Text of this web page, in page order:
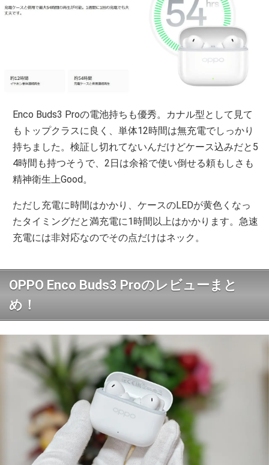
Enco Buds3 Proの電池持ちも優秀。カナル型として見て
もトップクラスに良く、単体12時間は無充電でしっかり
持ちました。検証し切れてないんだけどケース込みだと5
4時間も持つそうで、2日は余裕で使い倒せる頼もしさも
精神衛生上Good。
ただし充電に時間はかかり、ケースのLEDが黄色くなっ
たタイミングだと満充電に1時間以上はかかります。急速
充電には非対応なのでその点だけはネック。
OPPO Enco Buds3 Proのレビューまと
め！